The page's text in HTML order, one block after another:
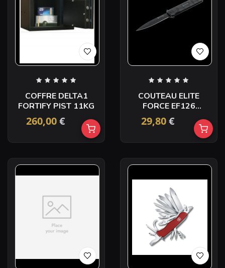
COFFRE DELTA1
FORTIFY PIST 11KG
260,00€
COUTEAU ELITE
FORCE EF126
UMAREX
29,80€